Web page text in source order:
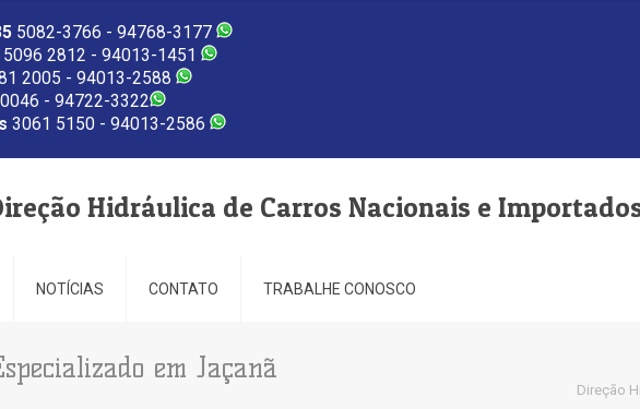
5082-3766 - 94768-3177
5096 2812 - 94013-1451
2005 - 94013-2588
- 94722-3322
3061 5150 - 94013-2586
Hidráulica de Carros Nacionais e Importados
NOTÍCIAS CONTATO TRABALHE CONOSCO
em Jaçanã
Direção